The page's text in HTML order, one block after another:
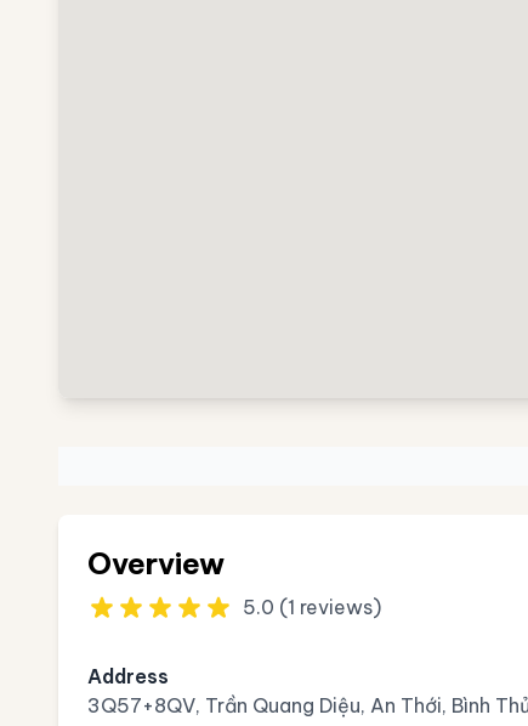
Overview
5.0 (1 reviews)
Address
3Q57+8QV, Trần Quang Diệu, An Thới, Bình